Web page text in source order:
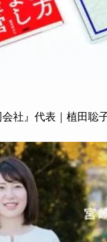
会社』代表｜植田聡